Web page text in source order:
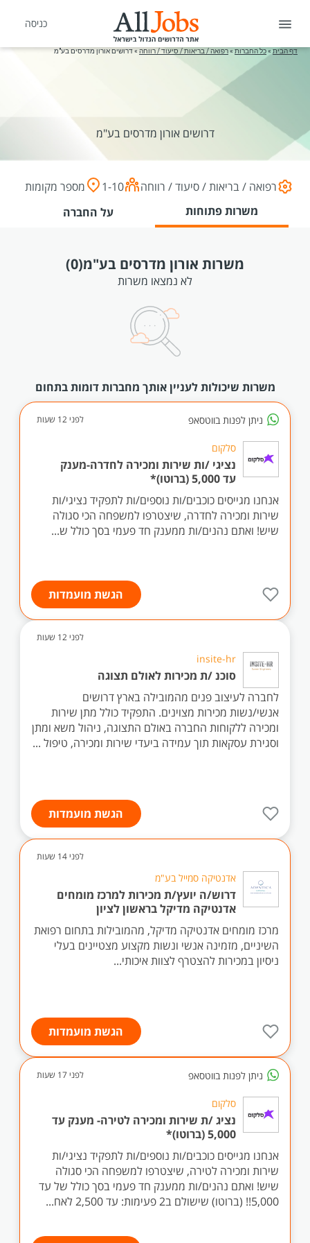
כניסה
דף הבית »כל החברות »רפואה / בריאות / סיעוד / רווחה»דרושים אורון מדרסים בע"מ
דרושים אורון מדרסים בע"מ
רפואה / בריאות / סיעוד / רווחה 1-10
מספר מקומות
משרות פתוחות
על החברה
משרות אורון מדרסים בע"מ(0)
לא נמצאו משרות
משרות שיכולות לעניין אותך מחברות דומות בתחום
ניתן לפנות בווטסאפ לפני 12 שעות
סלקום
נציגי /ות שירות ומכירה לחדרה-מענק
עד 5,000 (ברוטו)*
אנחנו מגייסים כוכבים/ות נוספים/ות לתפקיד נציגי/ות
שירות ומכירה לחדרה, שיצטרפו למשפחה הכי סגולה
שיש! ואתם נהנים/ות ממענק חד פעמי בסך כולל ש...
הגשת מועמדות
לפני 12 שעות
insite-hr
סוכנ /ת מכירות לאולם תצוגה
לחברה לעיצוב פנים מהמובילה בארץ דרושים
אנשי/נשות מכירות מצוינים. התפקיד כולל מתן שירות
ומכירה ללקוחות החברה באולם התצוגה, ניהול משא ומתן
וסגירת עסקאות תוך עמידה ביעדי שירות ומכירה, טיפול ...
הגשת מועמדות
לפני 14 שעות
אדנטיקה סמייל בע"מ
דרוש/ה יועץ/ת מכירות למרכז מומחים
אדנטיקה מדיקל בראשון לציון
מרכז מומחים אדנטיקה מדיקל, מהמובילות בתחום רפואת
השיניים, מזמינה אנשי ונשות מקצוע מצטיינים בעלי
ניסיון במכירות להצטרף לצוות איכותי...
הגשת מועמדות
ניתן לפנות בווטסאפ לפני 17 שעות
סלקום
נציג /ת שירות ומכירה לטירה- מענק עד
5,000 (ברוטו)*
אנחנו מגייסים כוכבים/ות נוספים/ות לתפקיד נציגי/ות
שירות ומכירה לטירה, שיצטרפו למשפחה הכי סגולה
שיש! ואתם נהנים/ות ממענק חד פעמי בסך כולל של עד
5,000!! (ברוטו) שישולם ב2 פעימות: עד 2,500 לאח...